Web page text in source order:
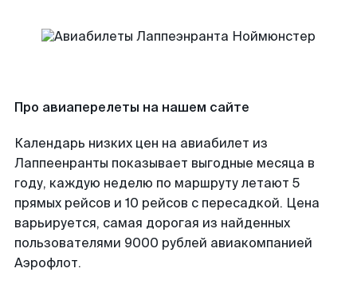
Про авиаперелеты на нашем сайте
Календарь низких цен на авиабилет из
Лаппеенранты показывает выгодные месяца в
году, каждую неделю по маршруту летают 5
прямых рейсов и 10 рейсов с пересадкой. Цена
варьируется, самая дорогая из найденных
пользователями 9000 рублей авиакомпанией
Аэрофлот.